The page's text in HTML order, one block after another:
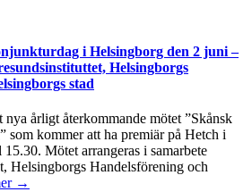
i Helsingborg den 2 juni –
Helsingborgs
stad
årligt återkommande mötet ”Skånsk
som kommer att ha premiär på Hetch i
Mötet arrangeras i samarbete
Helsingborgs Handelsförening och
→